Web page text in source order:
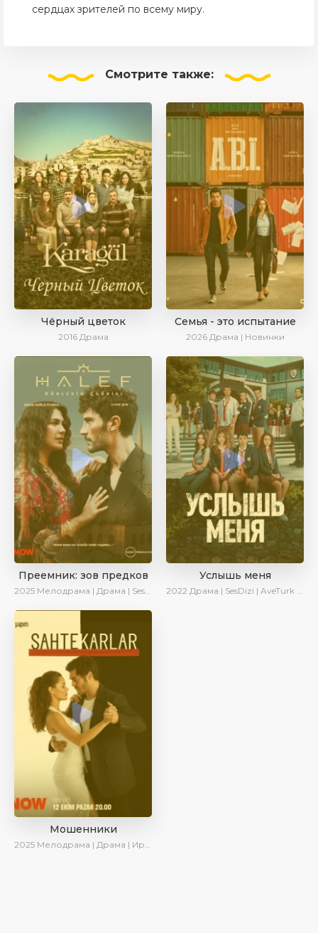
сердцах зрителей по всему миру.
Смотрите также:
Чёрный цветок
2016 Драма
Семья - это испытание
2026 Драма | Новинки
Преемник: зов предков
2025 Мелодрама | Драма | SesDizi | AlisaDirilis | Новинки | Сериалы 2025
Услышь меня
2022 Драма | SesDizi | AveTurk | Turok1990
Мошенники
2025 Мелодрама | Драма | Ирина Котова | AlisaDirilis | Новинки | Сериалы 2025